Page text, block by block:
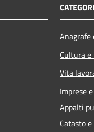
Cultura
Vita
Imprese
Appalti
Catasto